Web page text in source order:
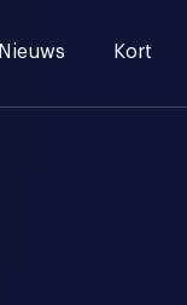
Nieuws Kort